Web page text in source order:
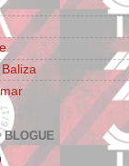
BLOGUE